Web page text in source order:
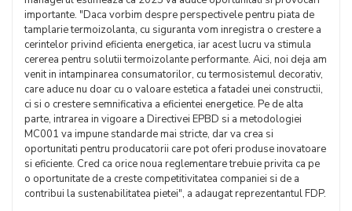
importante. "Daca vorbim despre perspectivele pentru piata de
tamplarie termoizolanta, cu siguranta vom inregistra o crestere a
cerintelor privind eficienta energetica, iar acest lucru va stimula
cererea pentru solutii termoizolante performante. Aici, noi deja am
venit in intampinarea consumatorilor, cu termosistemul decorativ,
care aduce nu doar cu o valoare estetica a fatadei unei constructii,
ci si o crestere semnificativa a eficientei energetice. Pe de alta
parte, intrarea in vigoare a Directivei EPBD si a metodologiei
MC001 va impune standarde mai stricte, dar va crea si
oportunitati pentru producatorii care pot oferi produse inovatoare
si eficiente. Cred ca orice noua reglementare trebuie privita ca pe
o oportunitate de a creste competitivitatea companiei si de a
contribui la sustenabilitatea pietei", a adaugat reprezentantul FDP.